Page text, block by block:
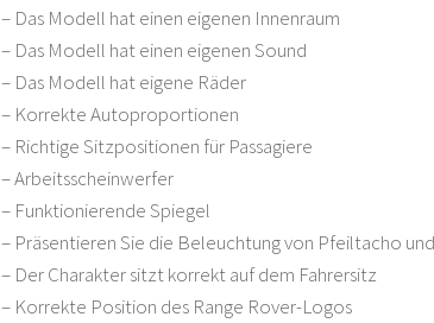
– Das Modell hat einen eigenen Innenraum
– Das Modell hat einen eigenen Sound
– Das Modell hat eigene Räder
– Korrekte Autoproportionen
– Richtige Sitzpositionen für Passagiere
– Arbeitsscheinwerfer
– Funktionierende Spiegel
– Präsentieren Sie die Beleuchtung von Pfeiltacho
– Der Charakter sitzt korrekt auf dem Fahrersitz
– Korrekte Position des Range Rover-Logos